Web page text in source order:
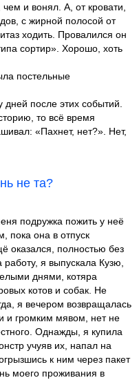
и вонял. А, от кровати,
с жирной полосой от
ходить. Провалился он
сортир». Хорошо, хоть
постельные
после этих событий.
то всё время
«Пахнет, нет?». Нет,
не та?
подружка пожить у неё
пока она в отпуск
оказался, полностью без
я выпускала Кузю,
днями, котяра
котов и собак. Не
я вечером возвращалась
и громким мявом, нет не
Однажды, я купила
учуяв их, напал на
к ним через пакет
моего проживания в